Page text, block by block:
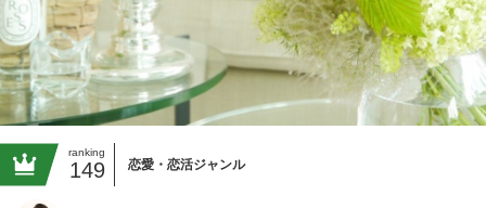
ranking
149 恋愛・恋活ジャンル